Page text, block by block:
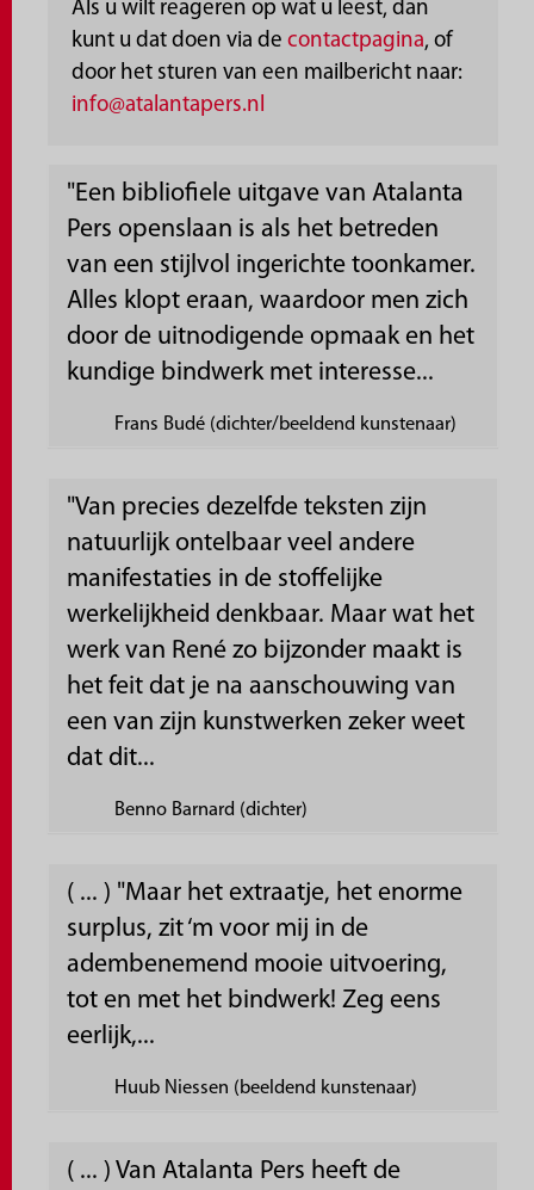
Als u wilt reageren op wat u leest, dan
kunt u dat doen via de contactpagina, of
door het sturen van een mailbericht naar:
info@atalantapers.nl
"Een bibliofiele uitgave van Atalanta
Pers openslaan is als het betreden
van een stijlvol ingerichte toonkamer.
Alles klopt eraan, waardoor men zich
door de uitnodigende opmaak en het
kundige bindwerk met interesse...
Frans Budé (dichter/beeldend kunstenaar)
"Van precies dezelfde teksten zijn
natuurlijk ontelbaar veel andere
manifestaties in de stoffelijke
werkelijkheid denkbaar. Maar wat het
werk van René zo bijzonder maakt is
het feit dat je na aanschouwing van
een van zijn kunstwerken zeker weet
dat dit...
Benno Barnard (dichter)
( ... ) "Maar het extraatje, het enorme
surplus, zit ‘m voor mij in de
adembenemend mooie uitvoering,
tot en met het bindwerk! Zeg eens
eerlijk,...
Huub Niessen (beeldend kunstenaar)
( ... ) Van Atalanta Pers heeft de